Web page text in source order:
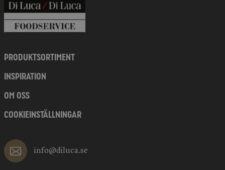
PRODUKTSORTIMENT
INSPIRATION
OM OSS
COOKIEINSTÄLLNINGAR
info@diluca.se